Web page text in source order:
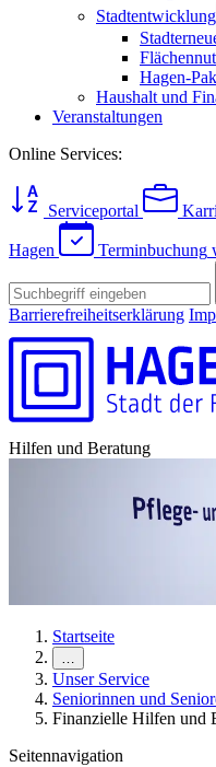
Stadtentwicklung
Hagen-
Haushalt und
Veranstaltungen
Online Services:
Serviceportal
Hagen Terminbuchung
Barrierefreiheitserklärung
Hilfen und Beratung
Startseite
…
Unser Service
Seniorinnen und
Finanzielle Hilfen und
Seitennavigation